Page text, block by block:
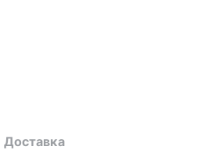
Доставка